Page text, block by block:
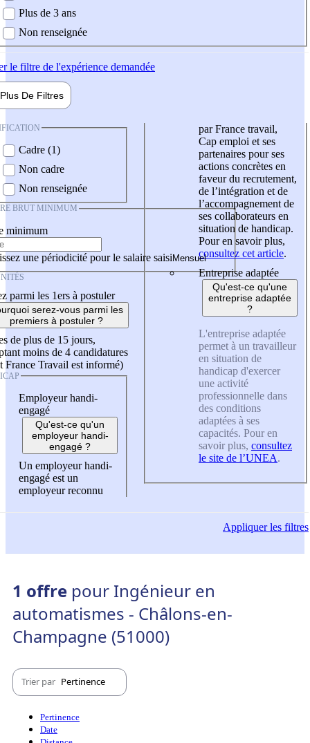
Plus de 3 ans
Non renseignée
le filtre de l'expérience demandée
Plus De Filtres
Cadre (1)
Non cadre
Non renseignée
BRUT MINIMUM
minimum
une périodicité pour le salaire saisi
parmi les 1ers à postuler
serez-vous parmi les
premiers à postuler ?
de plus de 15 jours,
moins de 4 candidatures
France Travail est informé)
Employeur handi-
engagé
Qu'est-ce qu'un
employeur handi-
engagé ?
Un employeur handi-
engagé est un
employeur reconnu
par France travail,
Cap emploi et ses
partenaires pour ses
actions concrètes en
faveur du recrutement,
de l’intégration et de
l’accompagnement de
ses collaborateurs en
situation de handicap.
Pour en savoir plus,
consultez cet article.
Entreprise adaptée
Qu'est-ce qu'une
entreprise adaptée
?
L'entreprise adaptée
permet à un travailleur
en situation de
handicap d'exercer
une activité
professionnelle dans
des conditions
adaptées à ses
capacités. Pour en
savoir plus, consultez
le site de l’UNEA.
Appliquerles filtres
1 offre pour Ingénieur en
automatismes - Châlons-en-
Champagne (51000)
Trier par Pertinence
Pertinence
Date